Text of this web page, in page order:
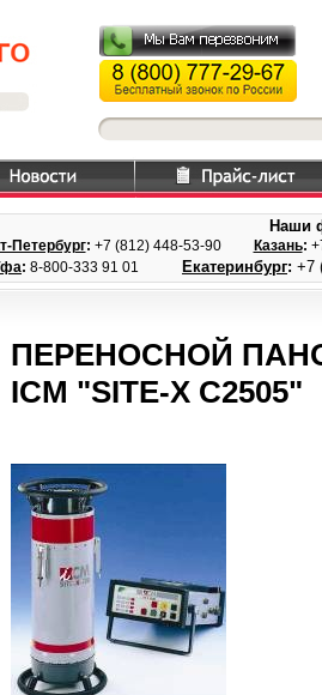
Наши
Петербург: +7 (812) 448-53-90 Казань:
: 8-800-333 91 01 Екатеринбург: +7
ПЕРЕНОСНОЙ
ICM "SITE-X C2505"